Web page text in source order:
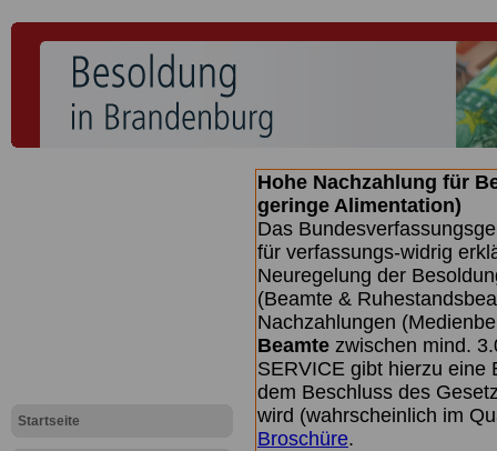
Startseite
Hohe Nachzahlung für
geringe Alimentation)
Das
für verfassungs-widrig
Neuregelung der
(Beamte &
Nachzahlungen
Beamte zwischen mind.
SERVICE gibt hierzu eine
dem Beschluss des
wird (wahrscheinlich im
Broschüre.